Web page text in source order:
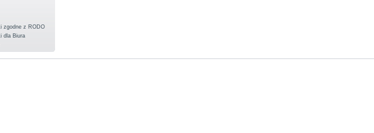
zgodne z RODO
dla Biura